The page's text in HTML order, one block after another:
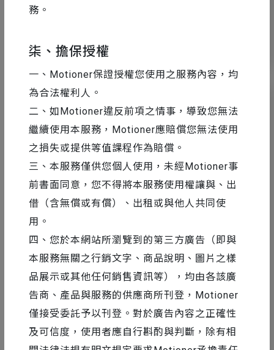
務。
柒、擔保授權
一、Motioner保證授權您使用之服務內容，均
為合法權利人。
二、如Motioner違反前項之情事，導致您無法
繼續使用本服務，Motioner應賠償您無法使用
之損失或提供等值課程作為賠償。
三、本服務僅供您個人使用，未經Motioner事
前書面同意，您不得將本服務使用權讓與、出
借（含無償或有償）、出租或與他人共同使
用。
四、您於本網站所瀏覽到的第三方廣告（即與
本服務無關之行銷文字、商品說明、圖片之樣
品展示或其他任何銷售資訊等），均由各該廣
告商、產品與服務的供應商所刊登，Motioner
僅接受委託予以刊登。對於廣告內容之正確性
及可信度，使用者應自行斟酌與判斷，除有相
41 19703
如何在 After Effects 中設定「路徑錨點
Handle」顯示大小